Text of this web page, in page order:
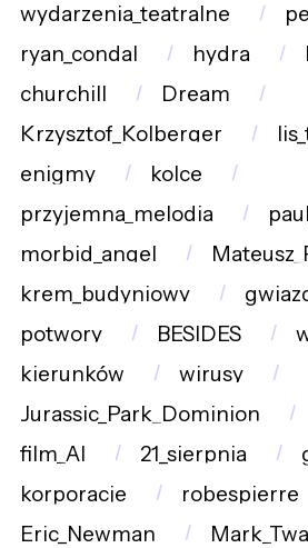
wydarzenia_teatralne
ryan_condal
hydra
churchill
Dream
Krzysztof_Kolberger
enigmy
kolce
przyjemna_melodia
morbid_angel
krem_budyniowy
potwory
BESIDES
kierunków
wirusy
Jurassic_Park_Dominion
film_AI
21_sierpnia
korporacje
robespierre
Eric_Newman